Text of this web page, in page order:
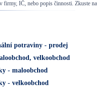
firmy, IČ, nebo popis činnosti. Zkuste
potraviny - prodej
velkoobchod
- maloobchod
- velkoobchod